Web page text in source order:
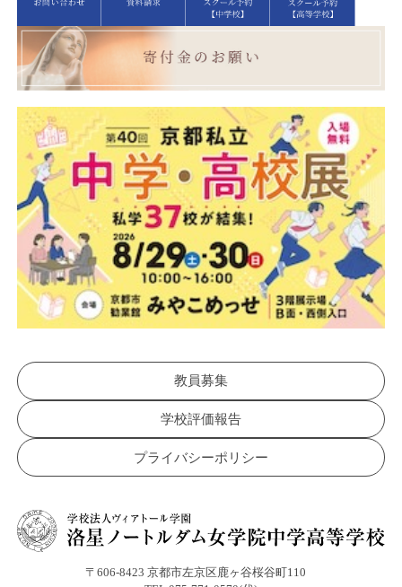
教員募集
学校評価報告
プライバシーポリシー
〒606-8423 京都市左京区鹿ヶ谷桜谷町110